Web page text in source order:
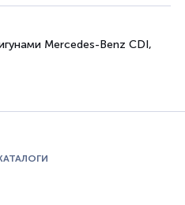
Mercedes-Benz CDI,